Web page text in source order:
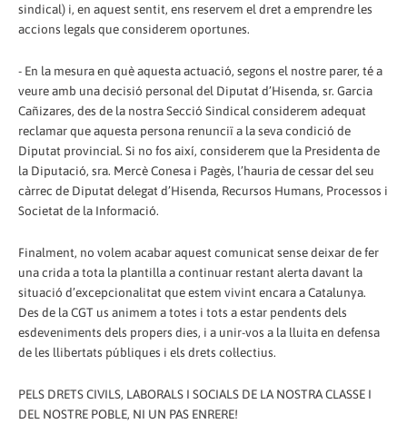
sindical) i, en aquest sentit, ens reservem el dret a emprendre les
accions legals que considerem oportunes.
- En la mesura en què aquesta actuació, segons el nostre parer, té a
veure amb una decisió personal del Diputat d’Hisenda, sr. Garcia
Cañizares, des de la nostra Secció Sindical considerem adequat
reclamar que aquesta persona renunciï a la seva condició de
Diputat provincial. Si no fos així, considerem que la Presidenta de
la Diputació, sra. Mercè Conesa i Pagès, l’hauria de cessar del seu
càrrec de Diputat delegat d’Hisenda, Recursos Humans, Processos i
Societat de la Informació.
Finalment, no volem acabar aquest comunicat sense deixar de fer
una crida a tota la plantilla a continuar restant alerta davant la
situació d’excepcionalitat que estem vivint encara a Catalunya.
Des de la CGT us animem a totes i tots a estar pendents dels
esdeveniments dels propers dies, i a unir-vos a la lluita en defensa
de les llibertats públiques i els drets col·lectius.
PELS DRETS CIVILS, LABORALS I SOCIALS DE LA NOSTRA CLASSE I
DEL NOSTRE POBLE, NI UN PAS ENRERE!